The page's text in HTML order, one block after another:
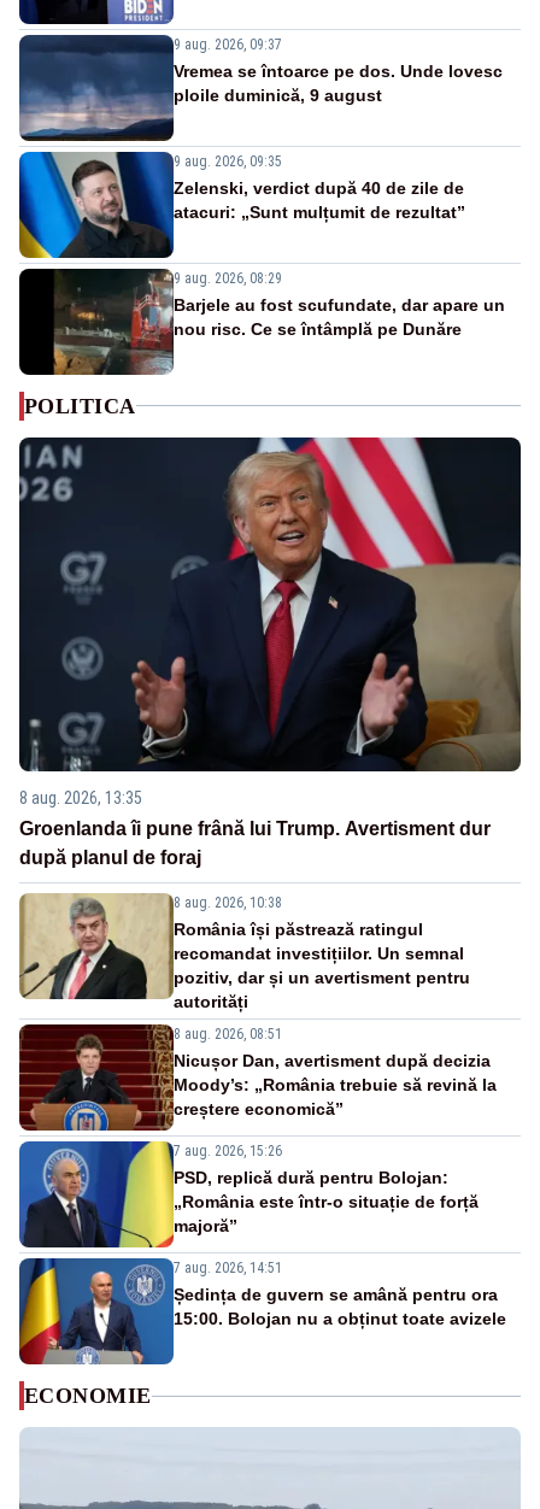
9 aug. 2026, 09:37
Vremea se întoarce pe dos. Unde lovesc
ploile duminică, 9 august
9 aug. 2026, 09:35
Zelenski, verdict după 40 de zile de
atacuri: „Sunt mulțumit de rezultat”
9 aug. 2026, 08:29
Barjele au fost scufundate, dar apare un
nou risc. Ce se întâmplă pe Dunăre
POLITICA
8 aug. 2026, 13:35
Groenlanda îi pune frână lui Trump. Avertisment dur
după planul de foraj
8 aug. 2026, 10:38
România își păstrează ratingul
recomandat investițiilor. Un semnal
pozitiv, dar și un avertisment pentru
autorități
8 aug. 2026, 08:51
Nicușor Dan, avertisment după decizia
Moody’s: „România trebuie să revină la
creștere economică”
7 aug. 2026, 15:26
PSD, replică dură pentru Bolojan:
„România este într-o situație de forță
majoră”
7 aug. 2026, 14:51
Ședința de guvern se amână pentru ora
15:00. Bolojan nu a obținut toate avizele
ECONOMIE